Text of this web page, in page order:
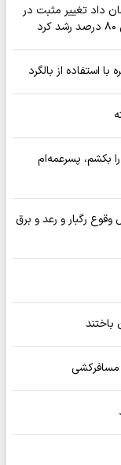
مالی ۳ ماهه نخست ۱۴۰۵ نشان داد تغییر مثبت در
استفاده از بالگرد
بکشم، پسرعمه‌ام
رگبار و رعد و برق
مسافرکشی